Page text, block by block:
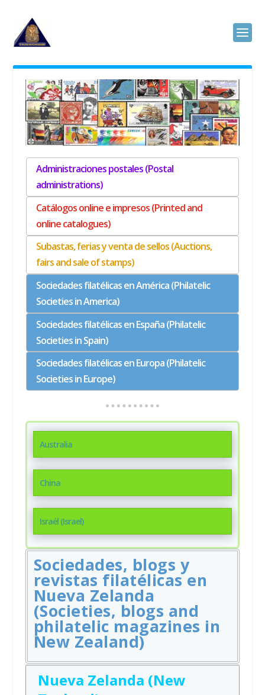
Administraciones postales (Postal
administrations)
Catálogos online e impresos (Printed and
online catalogues)
Subastas, ferias y venta de sellos (Auctions,
fairs and sale of stamps)
Sociedades filatélicas en América (Philatelic
Societies in America)
Sociedades filatélicas en España (Philatelic
Societies in Spain)
Sociedades filatélicas en Europa (Philatelic
Societies in Europe)
Australia
China
Israél (Israel)
Sociedades, blogs y
revistas filatélicas en
Nueva Zelanda
(Societies, blogs and
philatelic magazines in
New Zealand)
Nueva Zelanda (New